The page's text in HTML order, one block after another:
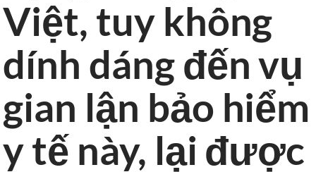
Việt, tuy không
dính dáng đến vụ
gian lận bảo hiểm
y tế này, lại được